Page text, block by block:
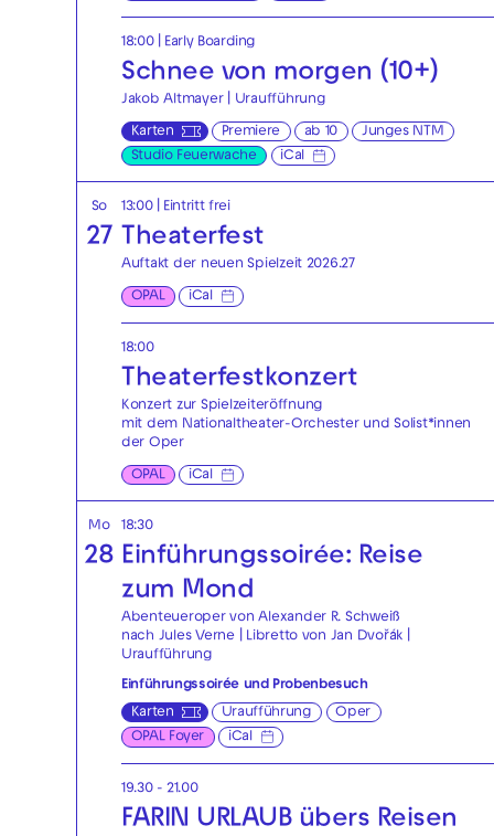
18:00| Early Boarding
Schnee von morgen (10+)
Jakob Altmayer | Uraufführung
Karten Premiere ab 10
Junges NTM
Studio Feuerwache
iCal
So
27
13:00| Eintritt frei
Theaterfest
Auftakt der neuen Spielzeit 2026.27
OPAL iCal
18:00
Theaterfest­konzert
Konzert zur Spielzeiteröffnung
mit dem Nationaltheater-Orchester und Solist*innen
der Oper
OPAL iCal
Mo
28
18:30
Einführungssoirée: Reise
zum Mond
Abenteueroper von Alexander R. Schweiß
nach Jules Verne | Libretto von Jan Dvořák |
Uraufführung
Einführungssoirée und Probenbesuch
Karten Uraufführung
Oper
OPAL Foyer
iCal
19.30 - 21.00
FARIN URLAUB übers Reisen